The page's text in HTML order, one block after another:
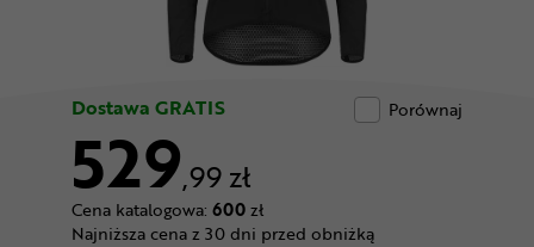
Dostawa GRATIS Porównaj
529,99 zł
Cena katalogowa: 600zł
Najniższa cena z 30 dni przed obniżką